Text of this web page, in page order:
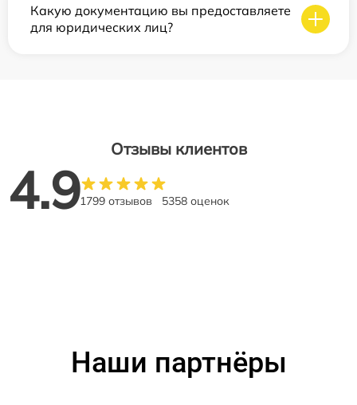
Какую документацию вы предоставляете
для юридических лиц?
Отзывы клиентов
4.91799 отзывов 5358 оценок
Наши партнёры